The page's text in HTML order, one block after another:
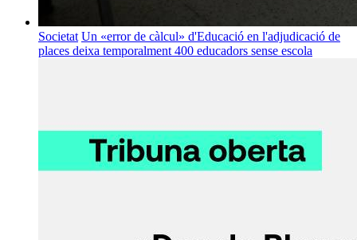
Societat Un «error de càlcul» d'Educació en l'adjudicació de
places deixa temporalment 400 educadors sense escola